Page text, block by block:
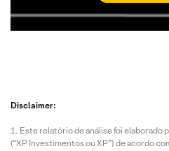
Disclaimer:
Este relatório de análise foi elaborado
(“XP Investimentos ou XP”) de acordo